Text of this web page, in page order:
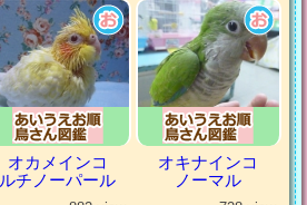
オカメインコ
ルチノーパール
オキナインコ
ノーマル